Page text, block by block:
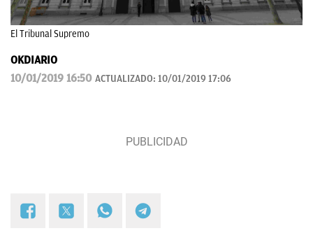
El Tribunal Supremo
OKDIARIO
10/01/2019 16:50 ACTUALIZADO: 10/01/2019 17:06